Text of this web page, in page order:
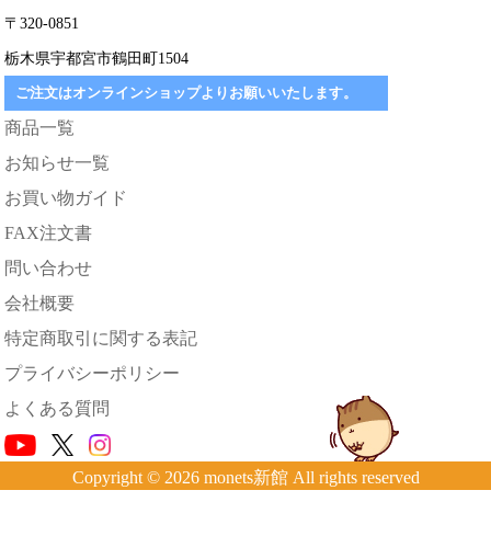
〒320-0851
栃木県宇都宮市鶴田町1504
ご注文はオンラインショップよりお願いいたします。
商品一覧
お知らせ一覧
お買い物ガイド
FAX注文書
問い合わせ
会社概要
特定商取引に関する表記
プライバシーポリシー
よくある質問
Copyright © 2026 monets新館 All rights reserved